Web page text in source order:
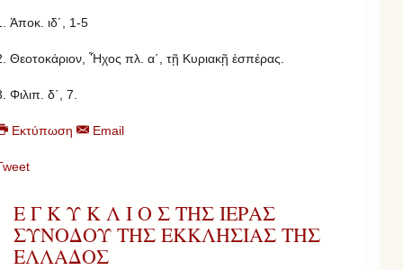
Ἀποκ. ιδ´, 1-5
Θεοτοκάριον, Ἦχος πλ. α΄, τῇ Κυριακῇ ἑσπέρας.
Φιλιπ. δ΄, 7.
Εκτύπωση Email
Ε Γ Κ Υ Κ Λ Ι Ο Σ ΤΗΣ ΙΕΡΑΣ
ΣΥΝΟΔΟΥ ΤΗΣ ΕΚΚΛΗΣΙΑΣ ΤΗΣ
ΕΛΛΑΔΟΣ